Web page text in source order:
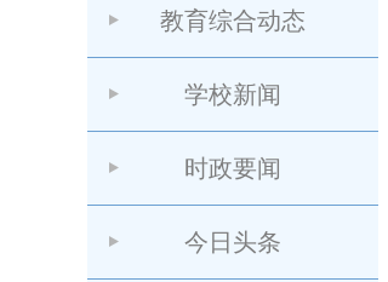
教育综合动态
学校新闻
时政要闻
今日头条